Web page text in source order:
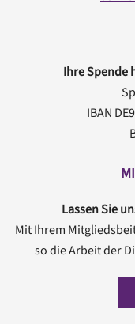
Ihre Spende
IBAN
Lassen Sie
Mit Ihrem
so die Arbeit der